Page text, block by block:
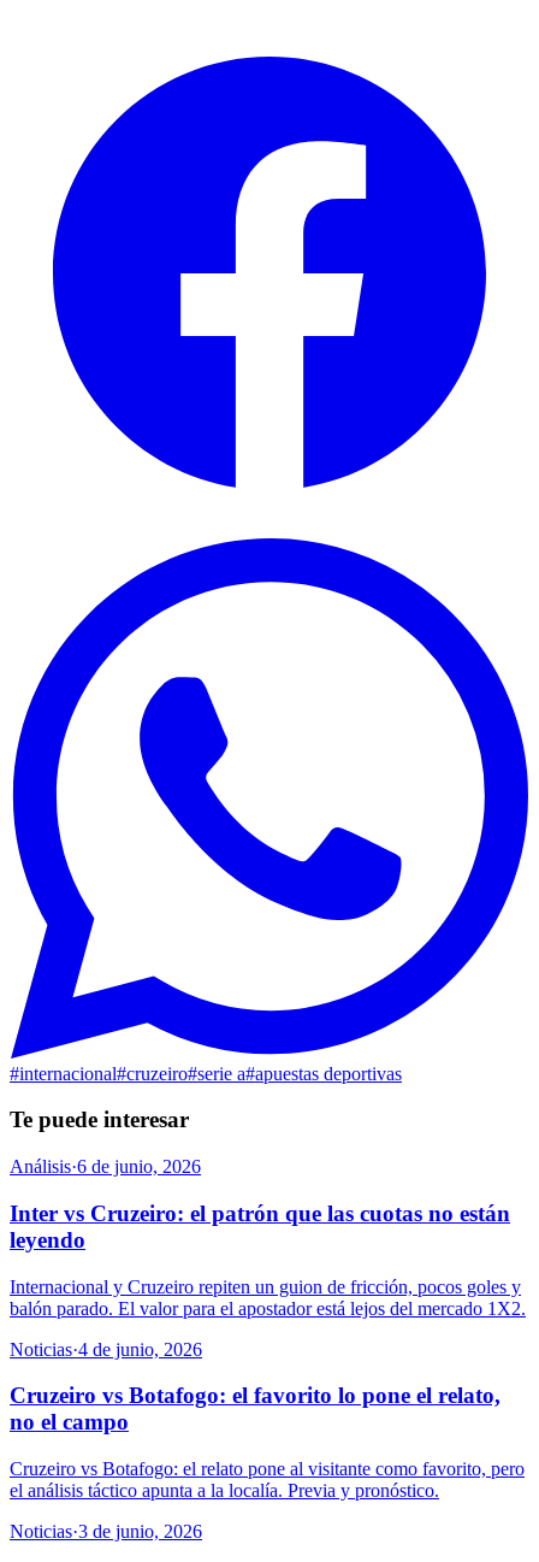
#internacional#cruzeiro#serie a#apuestas deportivas
Te puede interesar
Análisis·6 de junio, 2026
Inter vs Cruzeiro: el patrón que las cuotas no están
leyendo
Internacional y Cruzeiro repiten un guion de fricción, pocos goles y
balón parado. El valor para el apostador está lejos del mercado 1X2.
Noticias·4 de junio, 2026
Cruzeiro vs Botafogo: el favorito lo pone el relato,
no el campo
Cruzeiro vs Botafogo: el relato pone al visitante como favorito, pero
el análisis táctico apunta a la localía. Previa y pronóstico.
Noticias·3 de junio, 2026